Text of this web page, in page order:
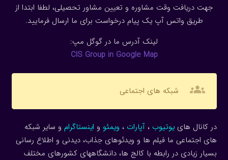
جهت دریافت وقت مشاوره و تعیین مشاور تحصیلی، لطفا ابتدا از
طریق واتس آپ یک پیام درخواست برای ما ارسال فرمایید.
لینک آدرس ما در گوگل مپ:
CIS Group in Google Map
groups شبکه های اجتماعی
در کانال هاییوتیوب ، آپارات ، ویمئو و اینستاگرام و سایر شبکه
های اجتماعی ما فیلم ها و ویدئوهای جذاب، دیدنی و اطلاع رسانی
بسیار زیادی در رابطه با کالج ها، دانشگاههای کشورهای مختلف